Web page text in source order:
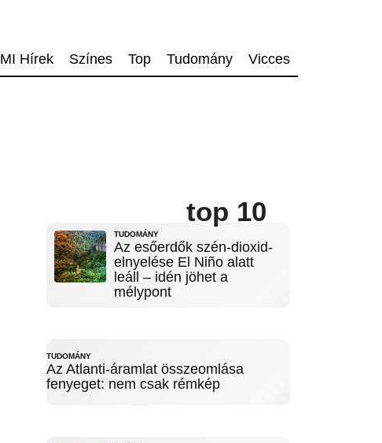
MI Hírek Színes Top Tudomány Vicces
top 10
TUDOMÁNY
Az esőerdők szén-dioxid-
elnyelése El Niño alatt
leáll – idén jöhet a
mélypont
TUDOMÁNY
Az Atlanti-áramlat összeomlása
fenyeget: nem csak rémkép